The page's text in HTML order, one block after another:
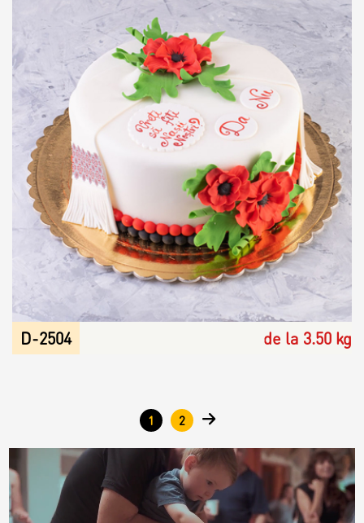
D-2504 de la 3.50 kg
1 2